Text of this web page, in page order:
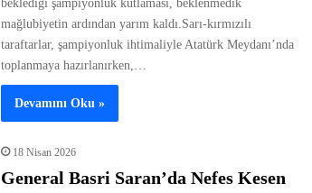
beklediği şampiyonluk kutlaması, beklenmedik
mağlubiyetin ardından yarım kaldı.Sarı-kırmızılı
taraftarlar, şampiyonluk ihtimaliyle Atatürk Meydanı’nda
toplanmaya hazırlanırken,…
Devamını Oku »
18 Nisan 2026
General Basri Saran’da Nefes Kesen